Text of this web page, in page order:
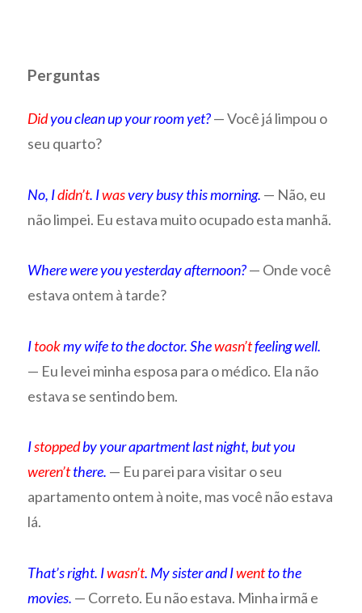
Perguntas
Didyou clean up your room yet?— Você já limpou o
seu quarto?
No, Ididn’t. Iwasvery busy this morning. — Não, eu
não limpei. Eu estava muito ocupado esta manhã.
Where were you yesterday afternoon?— Onde você
estava ontem à tarde?
Itookmy wife to the doctor. Shewasn’tfeeling well.
— Eu levei minha esposa para o médico. Ela não
estava se sentindo bem.
Istoppedby your apartment last night, but you
weren’tthere. — Eu parei para visitar o seu
apartamento ontem à noite, mas você não estava
lá.
That’s right. Iwasn’t. My sister and Iwentto the
movies. — Correto. Eu não estava. Minha irmã e